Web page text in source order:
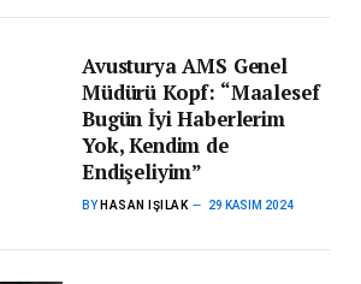
Avusturya AMS Genel
Müdürü Kopf: “Maalesef
Bugün İyi Haberlerim
Yok, Kendim de
Endişeliyim”
BY HASAN IŞILAK 29 KASIM 2024